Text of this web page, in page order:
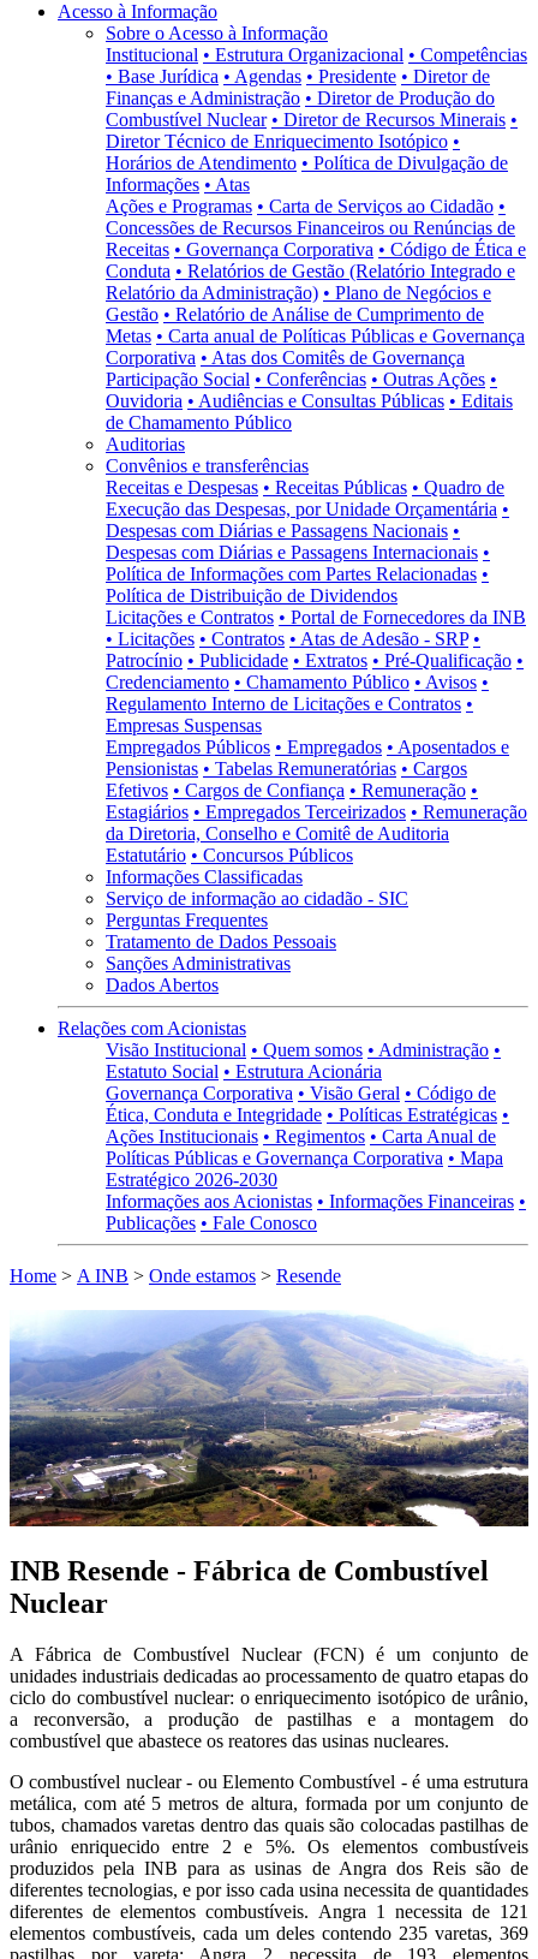
Acesso à Informação
Sobre o Acesso à Informação
Institucional • Estrutura Organizacional • Competências
• Base Jurídica • Agendas • Presidente • Diretor de
Finanças e Administração • Diretor de Produção do
Combustível Nuclear • Diretor de Recursos Minerais •
Diretor Técnico de Enriquecimento Isotópico •
Horários de Atendimento • Política de Divulgação de
Informações • Atas
Ações e Programas • Carta de Serviços ao Cidadão •
Concessões de Recursos Financeiros ou Renúncias de
Receitas • Governança Corporativa • Código de Ética e
Conduta • Relatórios de Gestão (Relatório Integrado e
Relatório da Administração) • Plano de Negócios e
Gestão • Relatório de Análise de Cumprimento de
Metas • Carta anual de Políticas Públicas e Governança
Corporativa • Atas dos Comitês de Governança
Participação Social • Conferências • Outras Ações •
Ouvidoria • Audiências e Consultas Públicas • Editais
de Chamamento Público
Auditorias
Convênios e transferências
Receitas e Despesas • Receitas Públicas • Quadro de
Execução das Despesas, por Unidade Orçamentária •
Despesas com Diárias e Passagens Nacionais •
Despesas com Diárias e Passagens Internacionais •
Política de Informações com Partes Relacionadas •
Política de Distribuição de Dividendos
Licitações e Contratos • Portal de Fornecedores da INB
• Licitações • Contratos • Atas de Adesão - SRP •
Patrocínio • Publicidade • Extratos • Pré-Qualificação •
Credenciamento • Chamamento Público • Avisos •
Regulamento Interno de Licitações e Contratos •
Empresas Suspensas
Empregados Públicos • Empregados • Aposentados e
Pensionistas • Tabelas Remuneratórias • Cargos
Efetivos • Cargos de Confiança • Remuneração •
Estagiários • Empregados Terceirizados • Remuneração
da Diretoria, Conselho e Comitê de Auditoria
Estatutário • Concursos Públicos
Informações Classificadas
Serviço de informação ao cidadão - SIC
Perguntas Frequentes
Tratamento de Dados Pessoais
Sanções Administrativas
Dados Abertos
Relações com Acionistas
Visão Institucional • Quem somos • Administração •
Estatuto Social • Estrutura Acionária
Governança Corporativa • Visão Geral • Código de
Ética, Conduta e Integridade • Políticas Estratégicas •
Ações Institucionais • Regimentos • Carta Anual de
Políticas Públicas e Governança Corporativa • Mapa
Estratégico 2026-2030
Informações aos Acionistas • Informações Financeiras •
Publicações • Fale Conosco
Home > A INB > Onde estamos > Resende
INB Resende - Fábrica de Combustível
Nuclear
A Fábrica de Combustível Nuclear (FCN) é um conjunto de
unidades industriais dedicadas ao processamento de quatro etapas do
ciclo do combustível nuclear: o enriquecimento isotópico de urânio,
a reconversão, a produção de pastilhas e a montagem do
combustível que abastece os reatores das usinas nucleares.
O combustível nuclear - ou Elemento Combustível - é uma estrutura
metálica, com até 5 metros de altura, formada por um conjunto de
tubos, chamados varetas dentro das quais são colocadas pastilhas de
urânio enriquecido entre 2 e 5%. Os elementos combustíveis
produzidos pela INB para as usinas de Angra dos Reis são de
diferentes tecnologias, e por isso cada usina necessita de quantidades
diferentes de elementos combustíveis. Angra 1 necessita de 121
elementos combustíveis, cada um deles contendo 235 varetas, 369